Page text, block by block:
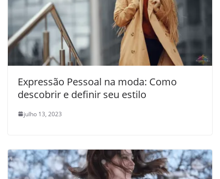
Expressão Pessoal na moda: Como
descobrir e definir seu estilo
julho 13, 2023